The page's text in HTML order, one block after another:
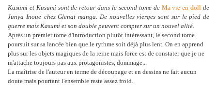
Kasumi et Kusumi sont de retour dans le second tome de Ma vie en dollde
Junya Inoue chez Glenat manga. De nouvelles vierges sont sur le pied de
guerre mais Kasumi et son double peuvent compter sur un nouvel allié.
Après un premier tome d'introduction plutôt intéressant, le second tome
poursuit sur sa lancée bien que le rythme soit déjà plus lent. On en apprend
plus sur les objets magiques de la reine mais force est de constater que je ne
m'attache toujours pas aux protagonistes, dommage...
La maîtrise de l'auteur en terme de découpage et en dessins ne fait aucun
doute mais pourtant l'ensemble reste assez froid.